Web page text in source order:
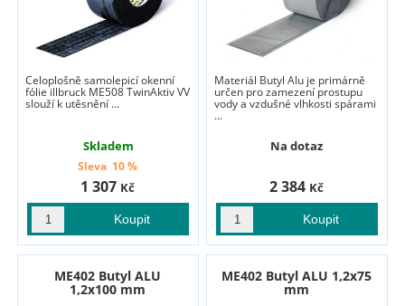
Celoplošně samolepicí okenní
fólie illbruck ME508 TwinAktiv VV
slouží k utěsnění ...
Skladem
1 307 Kč
Sleva 10 %
Materiál Butyl Alu je primárně
určen pro zamezení prostupu
vody a vzdušné vlhkosti spárami
...
Na dotaz
2 384 Kč
ME402 Butyl ALU
1,2x100 mm
ME402 Butyl ALU 1,2x75
mm